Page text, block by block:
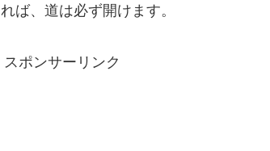
ば、道は必ず開けます。
スポンサーリンク